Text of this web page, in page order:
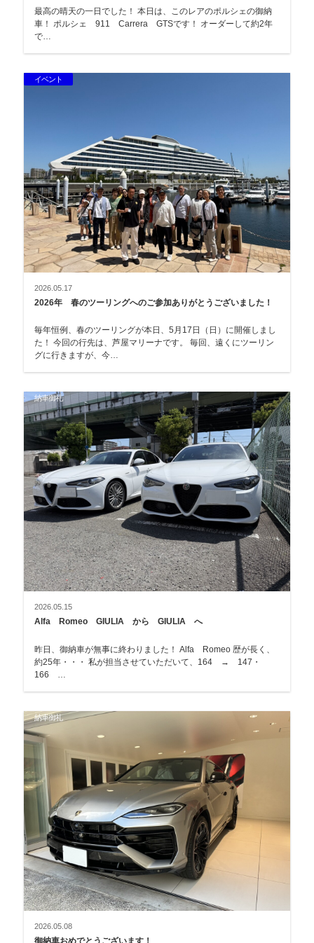
最高の晴天の一日でした！ 本日は、このレアのポルシェの御納
車！ ポルシェ 911 Carrera GTSです！ オーダーして約2年
で…
イベント
2026.05.17
2026年 春のツーリングへのご参加ありがとうございました！
毎年恒例、春のツーリングが本日、5月17日（日）に開催しまし
た！ 今回の行先は、芦屋マリーナです。 毎回、遠くにツーリン
グに行きますが、今…
納車御礼
2026.05.15
Alfa Romeo GIULIA から GIULIA へ
昨日、御納車が無事に終わりました！ Alfa Romeo 歴が長く、
約25年・・・ 私が担当させていただいて、164 → 147・
166 …
納車御礼
2026.05.08
御納車おめでとうございます！